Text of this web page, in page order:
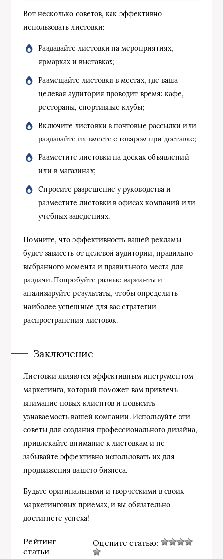
Вот несколько советов, как эффективно
использовать листовки:
Раздавайте листовки на мероприятиях,
ярмарках и выставках;
Размещайте листовки в местах, где ваша
целевая аудитория проводит время: кафе,
рестораны, спортивные клубы;
Включите листовки в почтовые рассылки или
раздавайте их вместе с товаром при доставке;
Разместите листовки на досках объявлений
или в магазинах;
Спросите разрешение у руководства и
разместите листовки в офисах компаний или
учебных заведениях.
Помните, что эффективность вашей рекламы
будет зависеть от целевой аудитории, правильно
выбранного момента и правильного места для
раздачи. Попробуйте разные варианты и
анализируйте результаты, чтобы определить
наиболее успешные для вас стратегии
распространения листовок.
Заключение
Листовки являются эффективным инструментом
маркетинга, который поможет вам привлечь
внимание новых клиентов и повысить
узнаваемость вашей компании. Используйте эти
советы для создания профессионального дизайна,
привлекайте внимание к листовкам и не
забывайте эффективно использовать их для
продвижения вашего бизнеса.
Будьте оригинальными и творческими в своих
маркетинговых приемах, и вы обязательно
достигнете успеха!
Рейтинг
статьи
Оцените статью: